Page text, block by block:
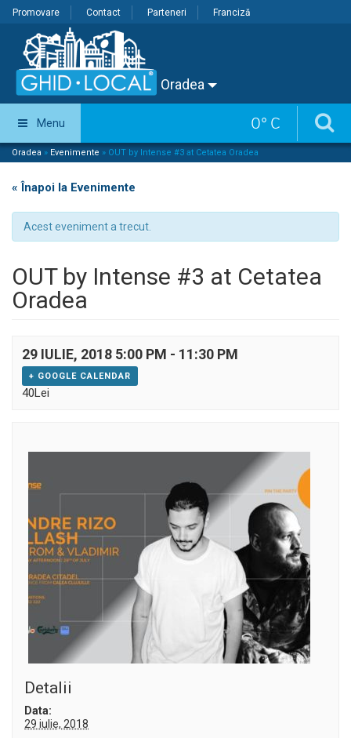
Promovare Contact Parteneri Franciză
Oradea
0° C
Menu
Oradea » Evenimente » OUT by Intense #3 at Cetatea Oradea
« Înapoi la Evenimente
Acest eveniment a trecut.
OUT by Intense #3 at Cetatea
Oradea
29 IULIE, 2018 5:00 PM - 11:30 PM
+ GOOGLE CALENDAR
40Lei
Detalii
Data:
29 iulie, 2018